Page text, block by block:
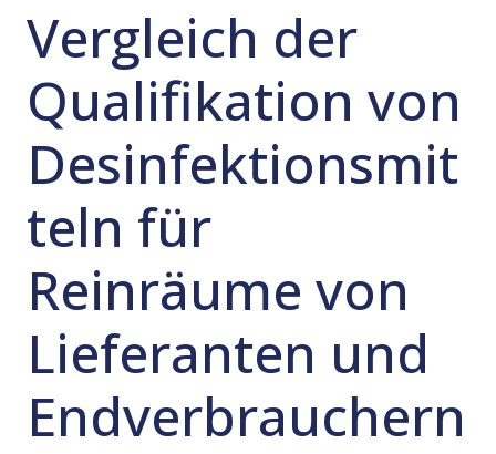
Vergleich der
Qualifikation von
Desinfektionsmit
teln für
Reinräume von
Lieferanten und
Endverbrauchern